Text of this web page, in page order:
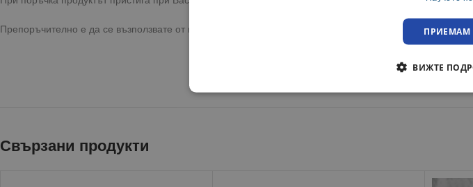
Препоръчително е да се възползвате от предоставената опция за преглед при освобождаване на
Свързани продукти
ПРИЕМАМ
ВИЖТЕ